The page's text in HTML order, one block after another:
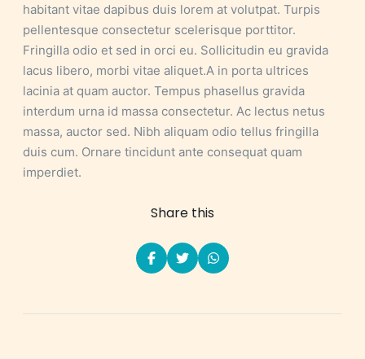
habitant vitae dapibus duis lorem at volutpat. Turpis
pellentesque consectetur scelerisque porttitor.
Fringilla odio et sed in orci eu. Sollicitudin eu gravida
lacus libero, morbi vitae aliquet.A in porta ultrices
lacinia at quam auctor. Tempus phasellus gravida
interdum urna id massa consectetur. Ac lectus netus
massa, auctor sed. Nibh aliquam odio tellus fringilla
duis cum. Ornare tincidunt ante consequat quam
imperdiet.
Share this